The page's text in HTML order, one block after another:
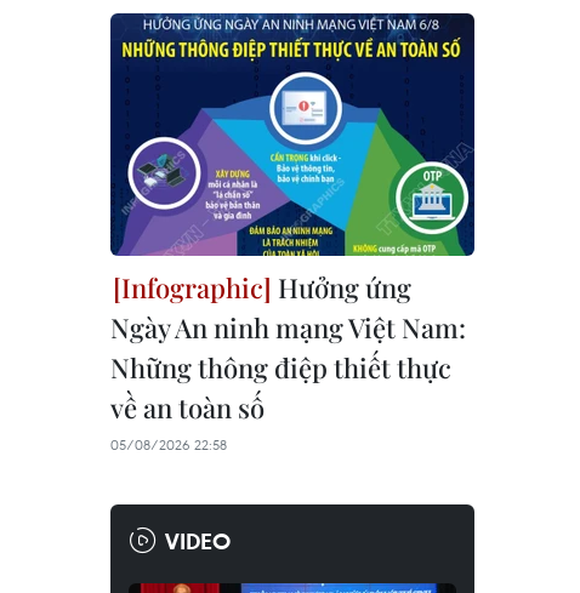
Hưởng ứng
Ngày An ninh mạng Việt Nam:
Những thông điệp thiết thực
về an toàn số
05/08/2026 22:58
VIDEO